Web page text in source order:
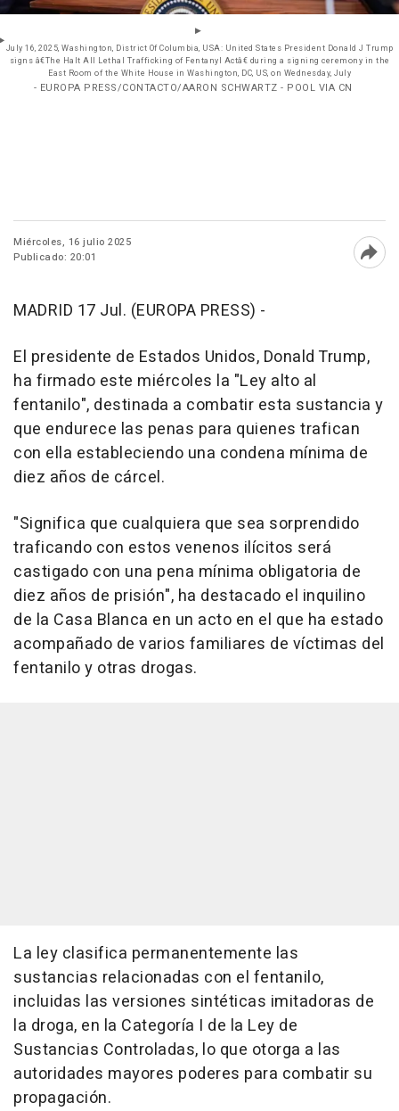
July 16, 2025, Washington, District Of Columbia, USA: United States President Donald J Trump
signs â€The Halt All Lethal Trafficking of Fentanyl Actâ€ during a signing ceremony in the
East Room of the White House in Washington, DC, US, on Wednesday, July
- EUROPA PRESS/CONTACTO/AARON SCHWARTZ - POOL VIA CN
Miércoles, 16 julio 2025
Publicado: 20:01
MADRID 17 Jul. (EUROPA PRESS) -
El presidente de Estados Unidos, Donald Trump,
ha firmado este miércoles la "Ley alto al
fentanilo", destinada a combatir esta sustancia y
que endurece las penas para quienes trafican
con ella estableciendo una condena mínima de
diez años de cárcel.
"Significa que cualquiera que sea sorprendido
traficando con estos venenos ilícitos será
castigado con una pena mínima obligatoria de
diez años de prisión", ha destacado el inquilino
de la Casa Blanca en un acto en el que ha estado
acompañado de varios familiares de víctimas del
fentanilo y otras drogas.
La ley clasifica permanentemente las
sustancias relacionadas con el fentanilo,
incluidas las versiones sintéticas imitadoras de
la droga, en la Categoría I de la Ley de
Sustancias Controladas, lo que otorga a las
autoridades mayores poderes para combatir su
propagación.